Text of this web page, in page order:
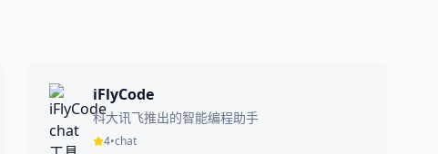
iFlyCode
科大讯飞推出的智能编程助手
4•chat